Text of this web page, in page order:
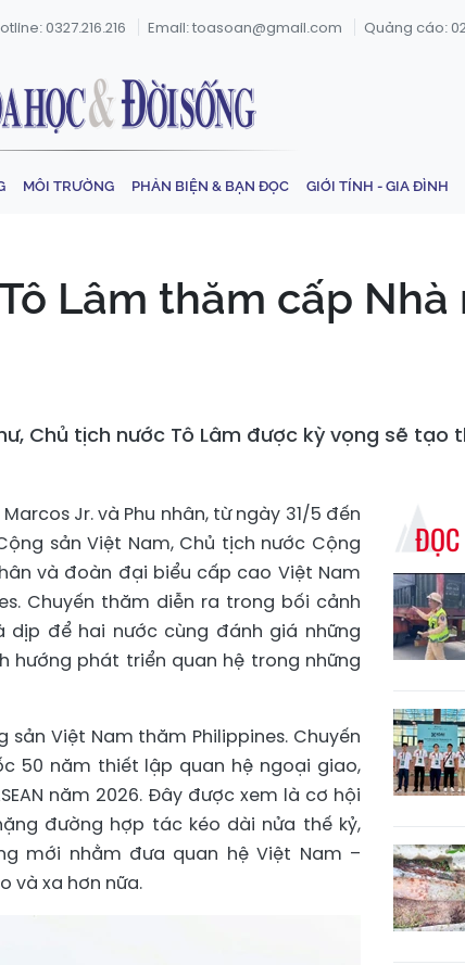
0327.216.216 Email: toasoan@gmail.com Quảng cáo:
MÔI TRƯỜNG PHẢN BIỆN & BẠN ĐỌC GIỚI TÍNH - GIA ĐÌNH
Lâm thăm cấp Nhà
Chủ tịch nước Tô Lâm được kỳ vọng sẽ tạo
Jr. và Phu nhân, từ ngày 31/5 đến
sản Việt Nam, Chủ tịch nước Cộng
và đoàn đại biểu cấp cao Việt Nam
Chuyến thăm diễn ra trong bối cảnh
để hai nước cùng đánh giá những
phát triển quan hệ trong những
Việt Nam thăm Philippines. Chuyến
50 năm thiết lập quan hệ ngoại giao,
năm 2026. Đây được xem là cơ hội
đường hợp tác kéo dài nửa thế kỷ,
mới nhằm đưa quan hệ Việt Nam –
và xa hơn nữa.